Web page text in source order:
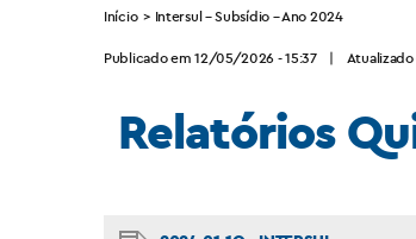
Início > Intersul – Subsídio – Ano 2024
Publicado em 12/05/2026 - 15:37 |
Relatórios